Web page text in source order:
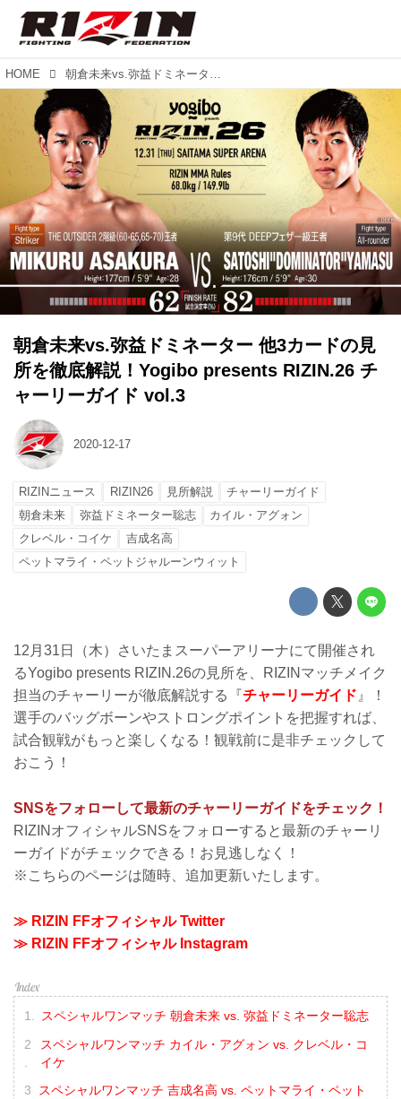
HOME 朝倉未来vs.弥益ドミネーター 他3カードの見所を徹底解説！Yogibo presents RIZIN.26 チャーリーガイド vol.3
朝倉未来vs.弥益ドミネーター 他3カードの見
所を徹底解説！Yogibo presents RIZIN.26 チ
ャーリーガイド vol.3
2020-12-17
RIZINニュース RIZIN26 見所解説
チャーリーガイド
朝倉未来
弥益ドミネーター聡志
カイル・アグォン
クレベル・コイケ
吉成名高
ペットマライ・ペットジャルーンウィット
12月31日（木）さいたまスーパーアリーナにて開催され
るYogibo presents RIZIN.26の見所を、RIZINマッチメイク
担当のチャーリーが徹底解説する『チャーリーガイド』！
選手のバッグボーンやストロングポイントを把握すれば、
試合観戦がもっと楽しくなる！観戦前に是非チェックして
おこう！
SNSをフォローして最新のチャーリーガイドをチェック！
RIZINオフィシャルSNSをフォローすると最新のチャーリ
ーガイドがチェックできる！お見逃しなく！
※こちらのページは随時、追加更新いたします。
≫ RIZIN FFオフィシャル Twitter
≫ RIZIN FFオフィシャル Instagram
スペシャルワンマッチ 朝倉未来 vs. 弥益ドミネーター聡志
スペシャルワンマッチ カイル・アグォン vs. クレベル・コ
イケ
スペシャルワンマッチ 吉成名高 vs. ペットマライ・ペット